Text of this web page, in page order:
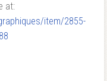
at:
item/2855-